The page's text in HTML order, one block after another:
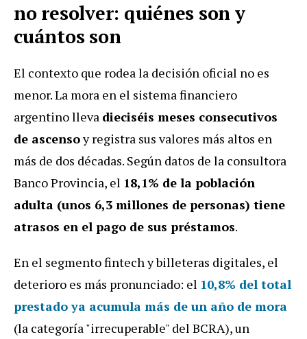
no resolver: quiénes son y
cuántos son
El contexto que rodea la decisión oficial no es
menor. La mora en el sistema financiero
argentino lleva dieciséis meses consecutivos
de ascensoy registra sus valores más altos en
más de dos décadas. Según datos de la consultora
Banco Provincia, el 18,1% de la población
adulta (unos 6,3 millones de personas) tiene
atrasos en el pago de sus préstamos.
En el segmento fintech y billeteras digitales, el
deterioro es más pronunciado: el 10,8% del total
prestado ya acumula más de un año de mora
(la categoría "irrecuperable" del BCRA), un